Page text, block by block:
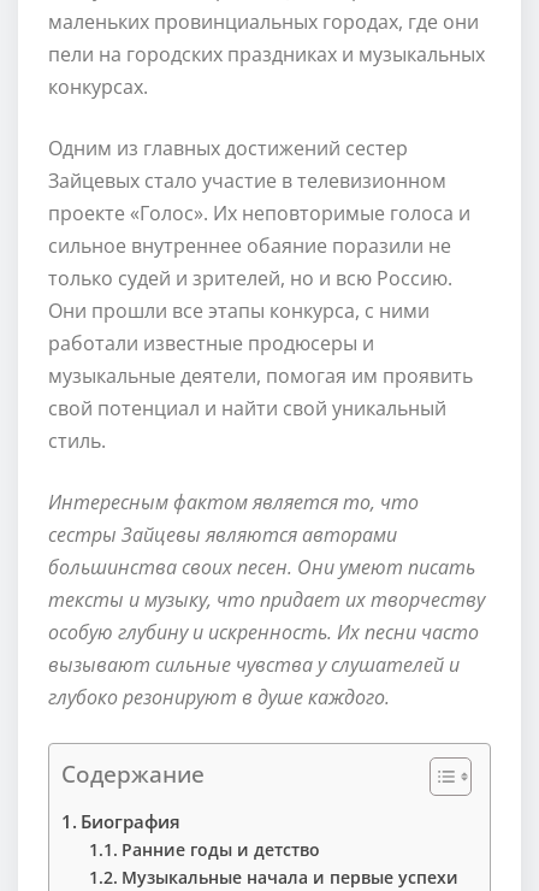
маленьких провинциальных городах, где они
пели на городских праздниках и музыкальных
конкурсах.
Одним из главных достижений сестер
Зайцевых стало участие в телевизионном
проекте «Голос». Их неповторимые голоса и
сильное внутреннее обаяние поразили не
только судей и зрителей, но и всю Россию.
Они прошли все этапы конкурса, с ними
работали известные продюсеры и
музыкальные деятели, помогая им проявить
свой потенциал и найти свой уникальный
стиль.
Интересным фактом является то, что
сестры Зайцевы являются авторами
большинства своих песен. Они умеют писать
тексты и музыку, что придает их творчеству
особую глубину и искренность. Их песни часто
вызывают сильные чувства у слушателей и
глубоко резонируют в душе каждого.
Содержание
Биография
Ранние годы и детство
Музыкальные начала и первые успехи